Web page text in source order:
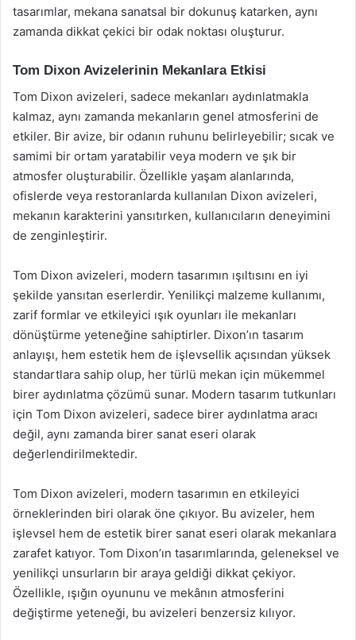
tasarımlar, mekana sanatsal bir dokunuş katarken, aynı
zamanda dikkat çekici bir odak noktası oluşturur.
Tom Dixon Avizelerinin Mekanlara Etkisi
Tom Dixon avizeleri, sadece mekanları aydınlatmakla
kalmaz, aynı zamanda mekanların genel atmosferini de
etkiler. Bir avize, bir odanın ruhunu belirleyebilir; sıcak ve
samimi bir ortam yaratabilir veya modern ve şık bir
atmosfer oluşturabilir. Özellikle yaşam alanlarında,
ofislerde veya restoranlarda kullanılan Dixon avizeleri,
mekanın karakterini yansıtırken, kullanıcıların deneyimini
de zenginleştirir.
Tom Dixon avizeleri, modern tasarımın ışıltısını en iyi
şekilde yansıtan eserlerdir. Yenilikçi malzeme kullanımı,
zarif formlar ve etkileyici ışık oyunları ile mekanları
dönüştürme yeteneğine sahiptirler. Dixon’ın tasarım
anlayışı, hem estetik hem de işlevsellik açısından yüksek
standartlara sahip olup, her türlü mekan için mükemmel
birer aydınlatma çözümü sunar. Modern tasarım tutkunları
için Tom Dixon avizeleri, sadece birer aydınlatma aracı
değil, aynı zamanda birer sanat eseri olarak
değerlendirilmektedir.
Tom Dixon avizeleri, modern tasarımın en etkileyici
örneklerinden biri olarak öne çıkıyor. Bu avizeler, hem
işlevsel hem de estetik birer sanat eseri olarak mekanlara
zarafet katıyor. Tom Dixon’ın tasarımlarında, geleneksel ve
yenilikçi unsurların bir araya geldiği dikkat çekiyor.
Özellikle, ışığın oyununu ve mekânın atmosferini
değiştirme yeteneği, bu avizeleri benzersiz kılıyor.